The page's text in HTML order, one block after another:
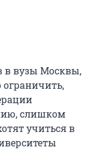
в вузы Москвы,
слишком
учиться в